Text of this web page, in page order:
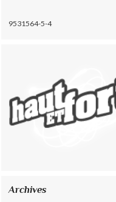
9531564-5-4
Archives